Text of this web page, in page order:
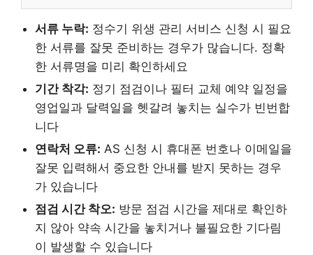
서류 누락: 정수기 위생 관리 서비스 신청 시 필요
한 서류를 잘못 준비하는 경우가 많습니다. 정확
한 서류명을 미리 확인하세요
기간 착각: 정기 점검이나 필터 교체 예약 일정을
영업일과 달력일을 헷갈려 놓치는 실수가 빈번합
니다
연락처 오류: AS 신청 시 휴대폰 번호나 이메일을
잘못 입력해서 중요한 안내를 받지 못하는 경우
가 있습니다
점검 시간 착오: 방문 점검 시간을 제대로 확인하
지 않아 약속 시간을 놓치거나 불필요한 기다림
이 발생할 수 있습니다